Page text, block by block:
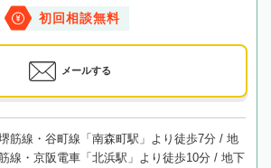
初回相談無料
メールする
筋線・谷町線「南森町駅」より徒歩7分 / 地
線・京阪電車「北浜駅」より徒歩10分 / 地下